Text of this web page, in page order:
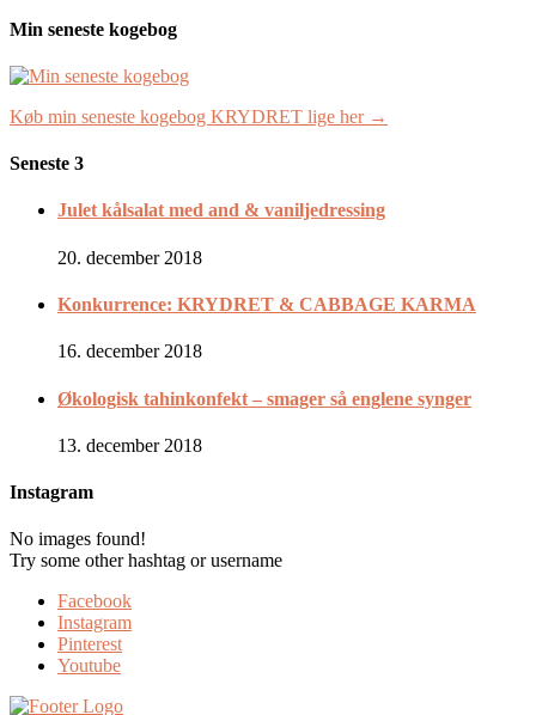
Min seneste kogebog
Køb min seneste kogebog KRYDRET lige her →
Seneste 3
Julet kålsalat med and & vaniljedressing
20. december 2018
Konkurrence: KRYDRET & CABBAGE KARMA
16. december 2018
Økologisk tahinkonfekt – smager så englene synger
13. december 2018
Instagram
No images found!
Try some other hashtag or username
Facebook
Instagram
Pinterest
Youtube